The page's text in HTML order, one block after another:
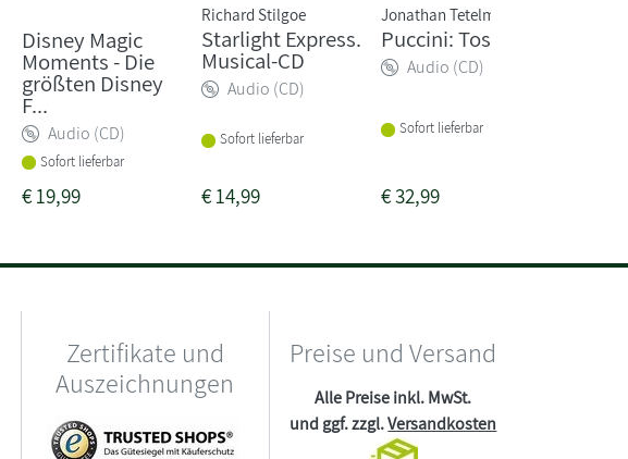
Disney Magic
Moments - Die
größten Disney
F...
Audio (CD)
Sofort lieferbar
€19,99
Richard Stilgoe
Starlight Express.
Musical-CD
Audio (CD)
Sofort lieferbar
€14,99
Jonathan Tetelman
Puccini: Tosca
Audio (CD)
Sofort lieferbar
€32,99
Zertifikate und
Auszeichnungen
Preise und Versand
Alle Preise inkl. MwSt.
und ggf. zzgl.Versandkosten